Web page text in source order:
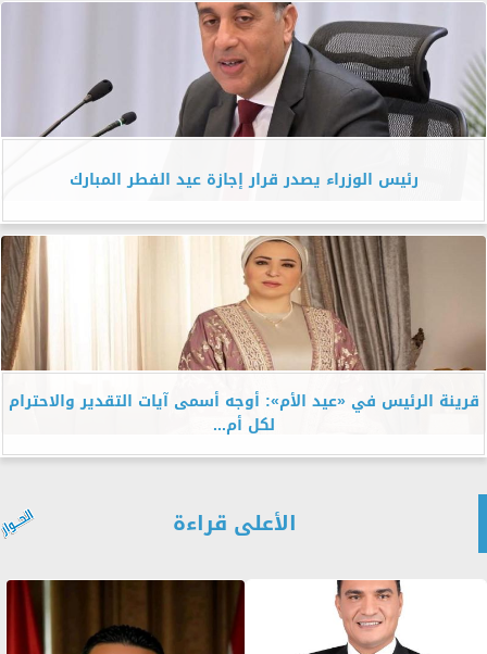
رئيس الوزراء يصدر قرار إجازة عيد الفطر المبارك
قرينة الرئيس في «عيد الأم»: أوجه أسمى آيات التقدير والاحترام
لكل أم...
الأعلى قراءة